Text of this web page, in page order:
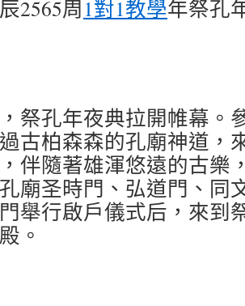
2565周1對1教學年祭孔
祭孔年夜典拉開帷幕。
古柏森森的孔廟神道，
伴隨著雄渾悠遠的古樂
廟圣時門、弘道門、同
舉行啟戶儀式后，來
。